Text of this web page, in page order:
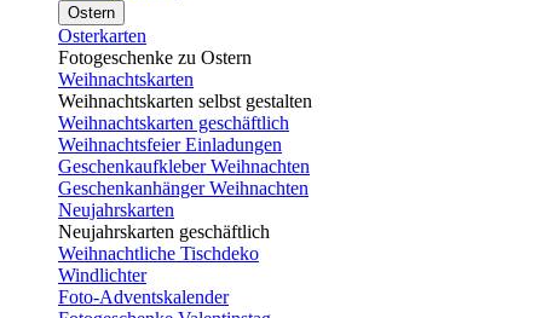
Ostern
Osterkarten
Fotogeschenke zu Ostern
Weihnachtskarten
Weihnachtskarten selbst gestalten
Weihnachtskarten geschäftlich
Weihnachtsfeier Einladungen
Geschenkaufkleber Weihnachten
Geschenkanhänger Weihnachten
Neujahrskarten
Neujahrskarten geschäftlich
Weihnachtliche Tischdeko
Windlichter
Foto-Adventskalender